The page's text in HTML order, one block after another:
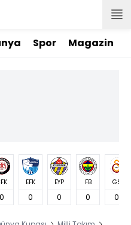
Spor Magazin
0
EFK
0
EYP
0
FB
0
GS
0